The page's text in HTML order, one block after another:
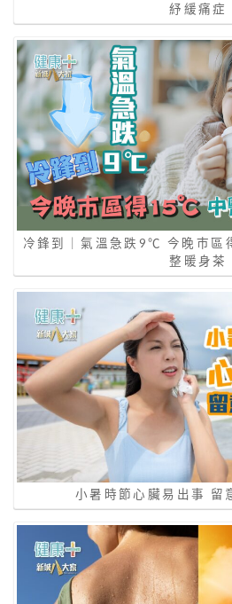
紓緩痛症
冷鋒到｜氣溫急跌9℃ 今晚巿
整暖身茶
小暑時節心臟易出事 留